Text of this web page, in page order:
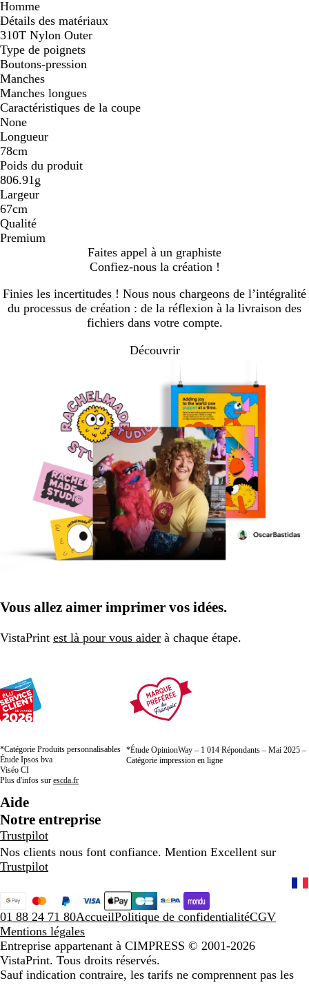
Homme
Détails des matériaux
310T Nylon Outer
Type de poignets
Boutons-pression
Manches
Manches longues
Caractéristiques de la coupe
None
Longueur
78cm
Poids du produit
806.91g
Largeur
67cm
Qualité
Premium
Faites appel à un graphiste
Confiez-nous la création !
Finies les incertitudes ! Nous nous chargeons de l’intégralité
du processus de création : de la réflexion à la livraison des
fichiers dans votre compte.
Découvrir
Vous allez aimer imprimer vos idées.
VistaPrint est là pour vous aider à chaque étape.
*Catégorie Produits personnalisables
Étude Ipsos bva
Viséo CI
Plus d'infos sur escda.fr
*Étude OpinionWay – 1 014 Répondants – Mai 2025 –
Catégorie impression en ligne
Aide
Notre entreprise
Trustpilot
Nos clients nous font confiance. Mention Excellent sur
Trustpilot
01 88 24 71 80AccueilPolitique de confidentialitéCGV
Mentions légales
Entreprise appartenant à CIMPRESS © 2001-2026
VistaPrint. Tous droits réservés.
Sauf indication contraire, les tarifs ne comprennent pas les